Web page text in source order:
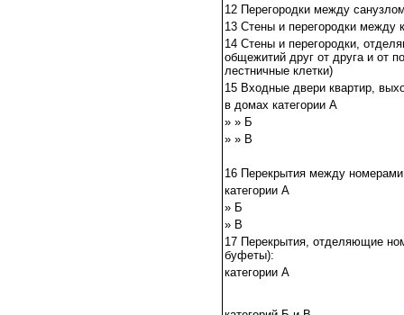
12 Перегородки между
13 Стены и перегородки между
14 Стены и перегородки,
общежитий друг от друга и от
лестничные клетки)
15 Входные двери квартир,
в домах категории А
» » Б
» » В
16 Перекрытия между
категории А
» Б
» В
17 Перекрытия, отделяющие
буфеты):
категории А